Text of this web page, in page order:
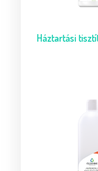
Háztartási